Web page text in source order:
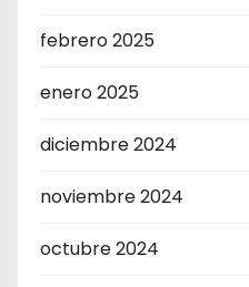
febrero 2025
enero 2025
diciembre 2024
noviembre 2024
octubre 2024